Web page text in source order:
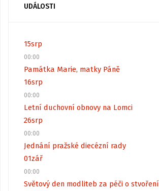
UDÁLOSTI
15srp
00:00
Památka Marie, matky Páně
16srp
00:00
Letní duchovní obnovy na Lomci
26srp
00:00
Jednání pražské diecézní rady
01zář
00:00
Světový den modliteb za péči o stvoření